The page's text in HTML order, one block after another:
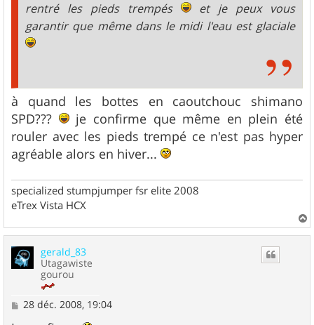
rentré les pieds trempés
et je peux vous
garantir que même dans le midi l'eau est glaciale
à quand les bottes en caoutchouc shimano
SPD???
je confirme que même en plein été
rouler avec les pieds trempé ce n'est pas hyper
agréable alors en hiver...
specialized stumpjumper fsr elite 2008
eTrex Vista HCX
a
gerald_83
Utagawiste
gourou
M
28 déc. 2008, 19:04